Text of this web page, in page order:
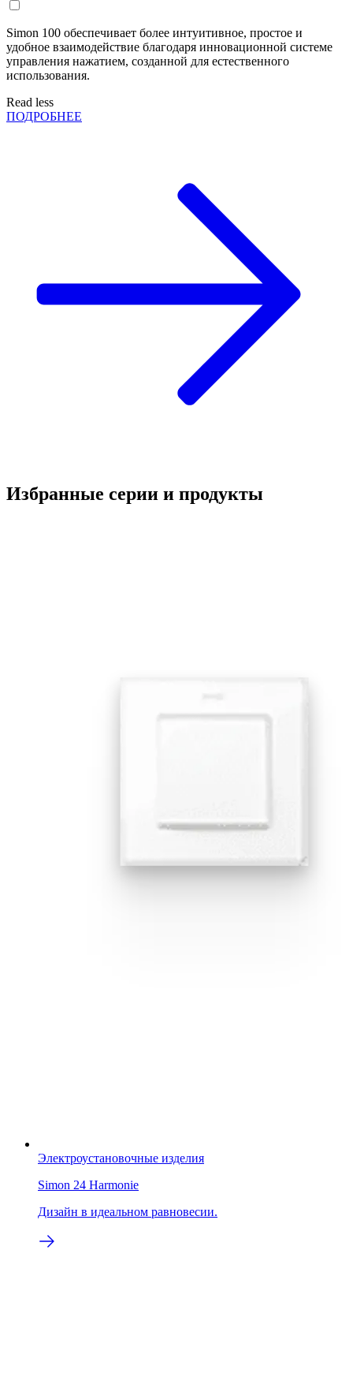
Simon 100 обеспечивает более интуитивное, простое и
удобное взаимодействие благодаря инновационной системе
управления нажатием, созданной для естественного
использования.
Read less
ПОДРОБНЕЕ
Избранные серии и продукты
Электроустановочные изделия
Simon 24 Harmonie
Дизайн в идеальном равновесии.